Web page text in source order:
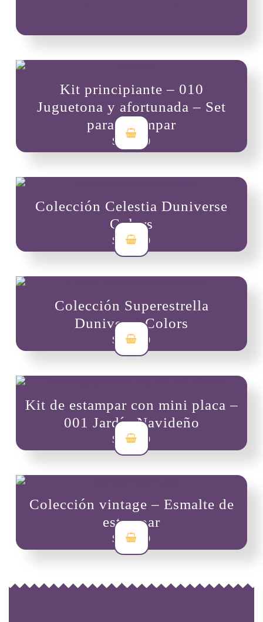
Las
se
elegir
la
Kit principiante – 010
Juguetona y afortunada – Set
para estampar
$ 47,000
Colección Celestia Duniverse
Colors
$ 96,000
Colección Superestrella
Duniverse Colors
$ 96,000
Kit de estampar con mini placa –
001 Jardín Navideño
$ 33,000
Colección vintage – Esmalte de
estampar
$ 58,900